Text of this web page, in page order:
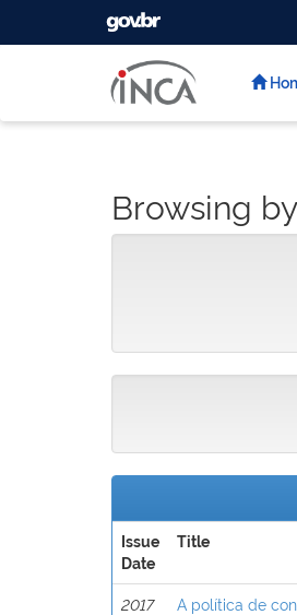
GOVBR
Browsing
Issue
Date
Title
2017 A política de